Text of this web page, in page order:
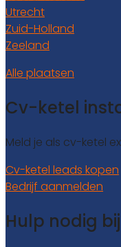
Utrecht
Zuid-Holland
Zeeland
Alle plaatsen
Cv-ketel
Meld je als cv-ketel
Cv-ketel leads kopen
Bedrijf aanmelden
Hulp nodig